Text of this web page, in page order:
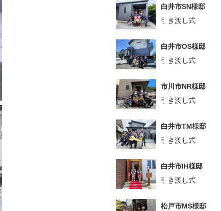
白井市SN様邸
引き渡し式
白井市OS様邸
引き渡し式
市川市NR様邸
引き渡し式
白井市TM様邸
引き渡し式
白井市IH様邸
引き渡し式
松戸市MS様邸